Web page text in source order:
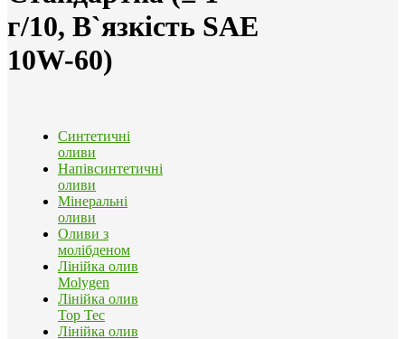
г/10, В`язкість SAE
10W-60)
Синтетичні
оливи
Напівсинтетичні
оливи
Мінеральні
оливи
Оливи з
молібденом
Лінійка олив
Molygen
Лінійка олив
Top Tec
Лінійка олив